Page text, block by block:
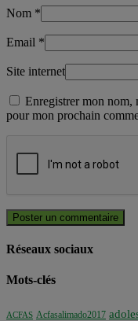
Nom *
Email *
Site internet
Enregistrer mon nom,
pour mon prochain
Réseaux sociaux
Mots-clés
ACFAS Acfasalimado2017